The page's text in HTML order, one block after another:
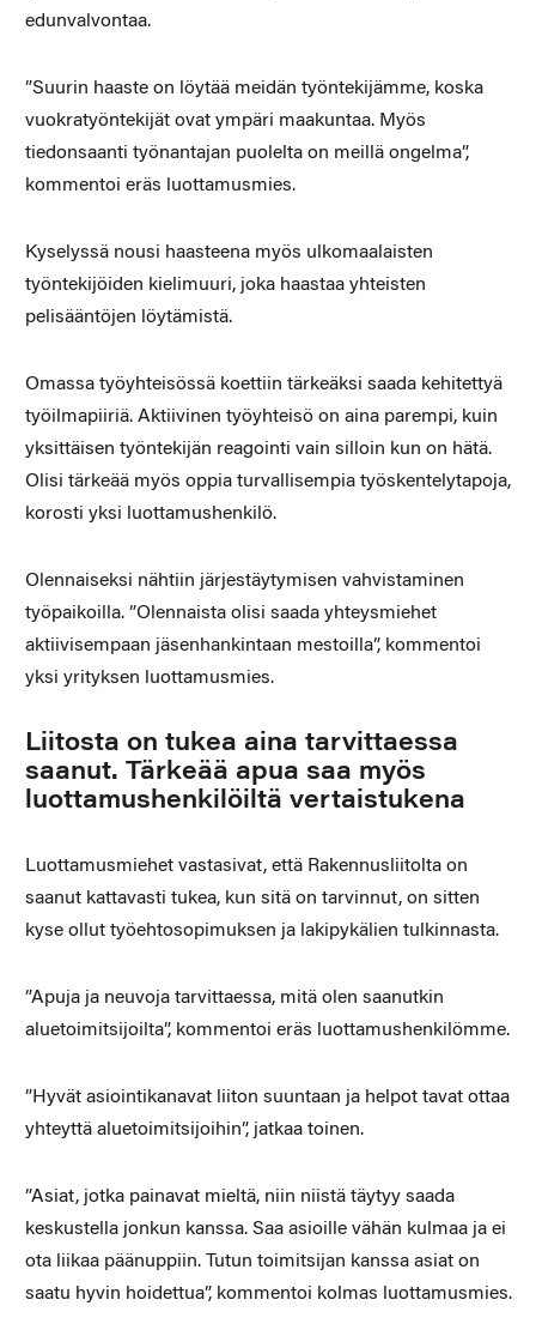
edunvalvontaa.
”Suurin haaste on löytää meidän työntekijämme, koska
vuokratyöntekijät ovat ympäri maakuntaa. Myös
tiedonsaanti työnantajan puolelta on meillä ongelma”,
kommentoi eräs luottamusmies.
Kyselyssä nousi haasteena myös ulkomaalaisten
työntekijöiden kielimuuri, joka haastaa yhteisten
pelisääntöjen löytämistä.
Omassa työyhteisössä koettiin tärkeäksi saada kehitettyä
työilmapiiriä. Aktiivinen työyhteisö on aina parempi, kuin
yksittäisen työntekijän reagointi vain silloin kun on hätä.
Olisi tärkeää myös oppia turvallisempia työskentelytapoja,
korosti yksi luottamushenkilö.
Olennaiseksi nähtiin järjestäytymisen vahvistaminen
työpaikoilla. ”Olennaista olisi saada yhteysmiehet
aktiivisempaan jäsenhankintaan mestoilla”, kommentoi
yksi yrityksen luottamusmies.
Liitosta on tukea aina tarvittaessa
saanut. Tärkeää apua saa myös
luottamushenkilöiltä vertaistukena
Luottamusmiehet vastasivat, että Rakennusliitolta on
saanut kattavasti tukea, kun sitä on tarvinnut, on sitten
kyse ollut työehtosopimuksen ja lakipykälien tulkinnasta.
”Apuja ja neuvoja tarvittaessa, mitä olen saanutkin
aluetoimitsijoilta”, kommentoi eräs luottamushenkilömme.
”Hyvät asiointikanavat liiton suuntaan ja helpot tavat ottaa
yhteyttä aluetoimitsijoihin”, jatkaa toinen.
”Asiat, jotka painavat mieltä, niin niistä täytyy saada
keskustella jonkun kanssa. Saa asioille vähän kulmaa ja ei
ota liikaa päänuppiin. Tutun toimitsijan kanssa asiat on
saatu hyvin hoidettua”, kommentoi kolmas luottamusmies.